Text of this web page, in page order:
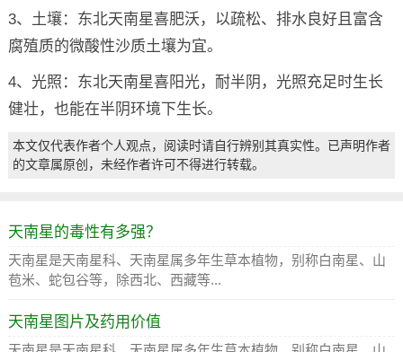
3、土壤：东北天南星喜肥沃，以疏松、排水良好且富含
腐殖质的微酸性沙质土壤为宜。
4、光照：东北天南星喜阳光，耐半阴，光照充足时生长
健壮，也能在半阴环境下生长。
本文仅代表作者个人观点，阅读时请自行辨别其真实性。已声明作者
的文章属原创，未经作者许可不得进行转载。
天南星的毒性有多强？
天南星是天南星科、天南星属多年生草本植物，别称白南星、山
苞米、蛇包谷等，除西北、西藏等...
天南星图片及药用价值